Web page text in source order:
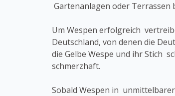
Gartenanlagen oder
Um Wespen erfolgreich
Deutschland, von denen die
die Gelbe Wespe und ihr Stich
schmerzhaft.
Sobald Wespen in